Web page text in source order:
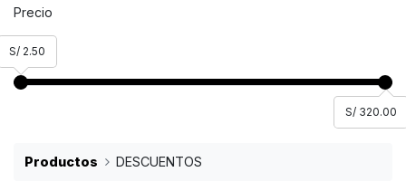
Precio
S/ 320.00
S/ 2.50
Productos DESCUENTOS